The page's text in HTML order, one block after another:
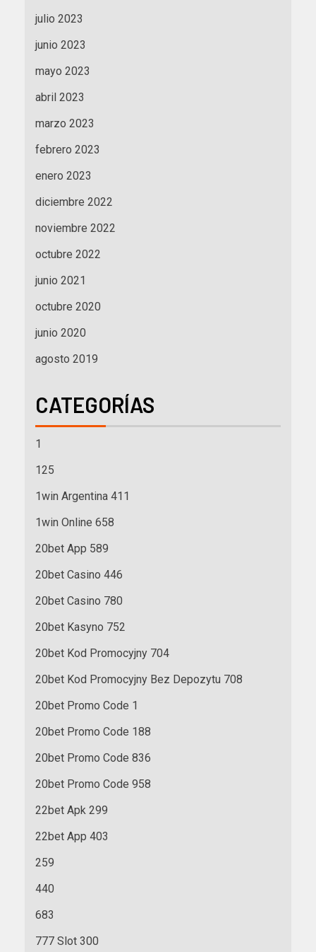
julio 2023
junio 2023
mayo 2023
abril 2023
marzo 2023
febrero 2023
enero 2023
diciembre 2022
noviembre 2022
octubre 2022
junio 2021
octubre 2020
junio 2020
agosto 2019
CATEGORÍAS
1
125
1win Argentina 411
1win Online 658
20bet App 589
20bet Casino 446
20bet Casino 780
20bet Kasyno 752
20bet Kod Promocyjny 704
20bet Kod Promocyjny Bez Depozytu 708
20bet Promo Code 1
20bet Promo Code 188
20bet Promo Code 836
20bet Promo Code 958
22bet Apk 299
22bet App 403
259
440
683
777 Slot 300